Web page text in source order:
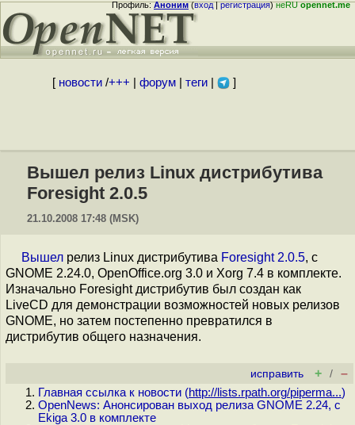
Профиль:Аноним(вход|регистрация)неRUopennet.me
[ новости/+++ форум| теги| ]
Вышел релиз Linux дистрибутива
Foresight 2.0.5
21.10.2008 17:48 (MSK)
Вышел релиз Linux дистрибутива Foresight 2.0.5, с
GNOME 2.24.0, OpenOffice.org 3.0 и Xorg 7.4 в комплекте.
Изначально Foresight дистрибутив был создан как
LiveCD для демонстрации возможностей новых релизов
GNOME, но затем постепенно превратился в
дистрибутив общего назначения.
исправить + / –
Главная ссылка к новости (http://lists.rpath.org/piperma...)
OpenNews: Анонсирован выход релиза GNOME 2.24, с
Ekiga 3.0 в комплекте